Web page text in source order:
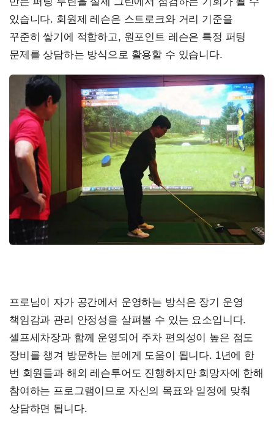
있습니다. 회원제 레슨은 스트로크와 거리 기준을
꾸준히 쌓기에 적합하고, 원포인트 레슨은 특정 퍼팅
문제를 상담하는 방식으로 활용할 수 있습니다.
프로님이 자가 공간에서 운영하는 방식은 장기 운영
책임감과 관리 안정성을 살펴볼 수 있는 요소입니다.
셀프세차장과 함께 운영되어 주차 편의성이 높은 점도
장비를 챙겨 방문하는 분에게 도움이 됩니다. 1년에 한
번 회원들과 해외 레슨투어도 진행하지만 희망자에 한해
참여하는 프로그램이므로 자신의 목표와 일정에 맞춰
상담하면 됩니다.